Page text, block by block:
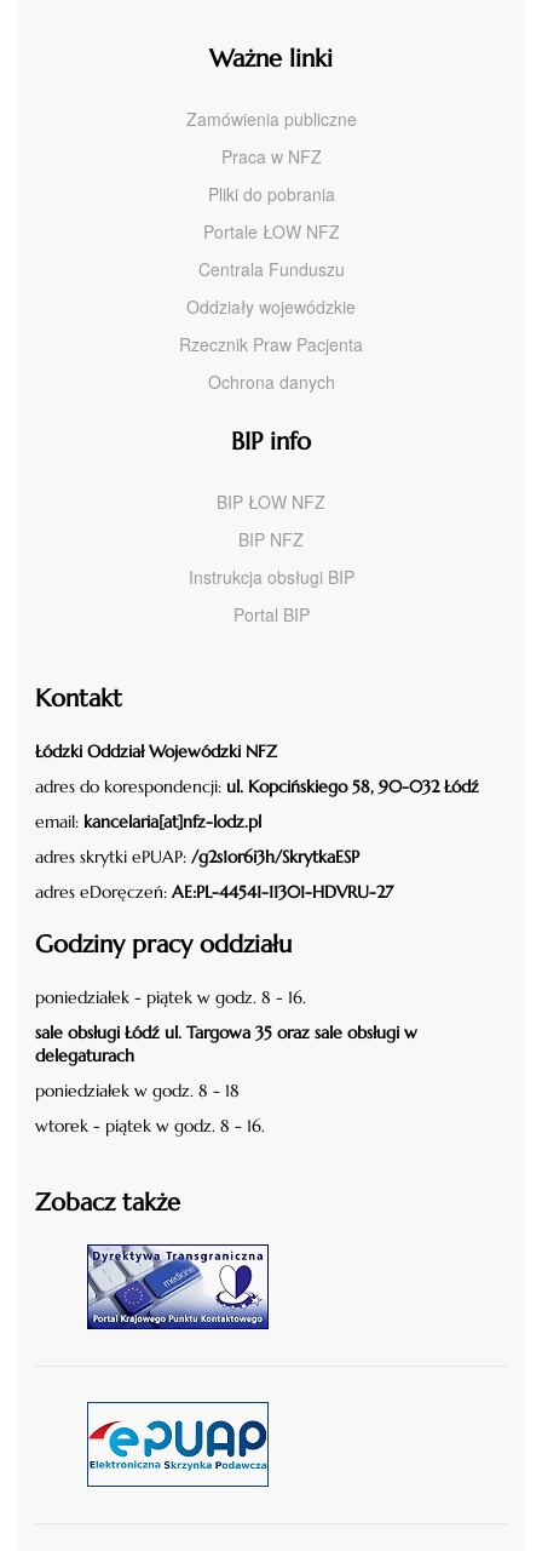
Ważne linki
Zamówienia publiczne
Praca w NFZ
Pliki do pobrania
Portale ŁOW NFZ
Centrala Funduszu
Oddziały wojewódzkie
Rzecznik Praw Pacjenta
Ochrona danych
BIP info
BIP ŁOW NFZ
BIP NFZ
Instrukcja obsługi BIP
Portal BIP
Kontakt
Łódzki Oddział Wojewódzki NFZ
adres do korespondencji: ul. Kopcińskiego 58, 90-032 Łódź
email: kancelaria[at]nfz-lodz.pl
adres skrytki ePUAP: /g2s1or6i3h/SkrytkaESP
adres eDoręczeń: AE:PL-44541-11301-HDVRU-27
Godziny pracy oddziału
poniedziałek - piątek w godz. 8 - 16.
sale obsługi Łódź ul. Targowa 35 oraz sale obsługi w
delegaturach
poniedziałek w godz. 8 - 18
wtorek - piątek w godz. 8 - 16.
Zobacz także
czytaj więcej
czytaj więcej